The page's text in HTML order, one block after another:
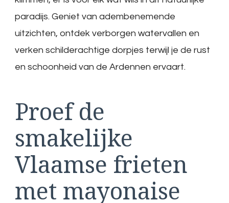
paradijs. Geniet van adembenemende
uitzichten, ontdek verborgen watervallen en
verken schilderachtige dorpjes terwijl je de rust
en schoonheid van de Ardennen ervaart.
Proef de
smakelijke
Vlaamse frieten
met mayonaise